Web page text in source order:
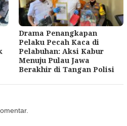
Drama Penangkapan
Pelaku Pecah Kaca di
Pelabuhan: Aksi Kabur
Menuju Pulau Jawa
Berakhir di Tangan Polisi